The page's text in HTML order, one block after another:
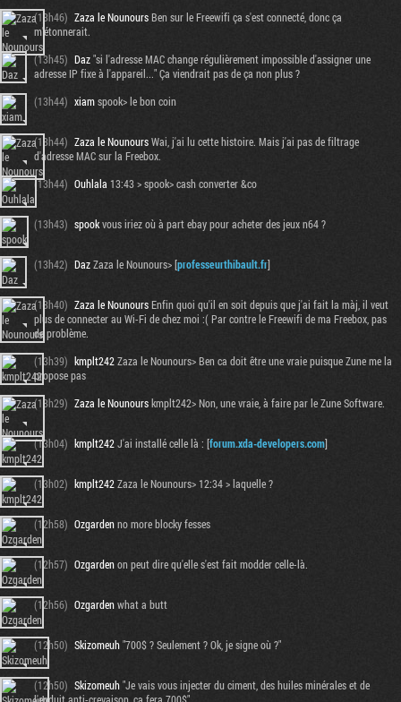
(13h46) Zaza le NounoursBen sur le Freewifi ça s'est connecté, donc ça
m'étonnerait.
(13h45) Daz"si l'adresse MAC change régulièrement impossible d'assigner une
adresse IP fixe à l'appareil..." Ça viendrait pas de ça non plus ?
(13h44) xiamspook> le bon coin
(13h44) Zaza le NounoursWai, j'ai lu cette histoire. Mais j'ai pas de filtrage
d'adresse MAC sur la Freebox.
(13h44) Ouhlala 13:43 > spook> cash converter &co
(13h43) spookvous iriez où à part ebay pour acheter des jeux n64 ?
(13h42) DazZaza le Nounours> [professeurthibault.fr]
(13h40) Zaza le NounoursEnfin quoi qu'il en soit depuis que j'ai fait la màj, il veut
plus de connecter au Wi-Fi de chez moi :( Par contre le Freewifi de ma Freebox, pas
de problème.
(13h39) kmplt242 Zaza le Nounours> Ben ca doit être une vraie puisque Zune me la
propose pas
(13h29) Zaza le Nounourskmplt242> Non, une vraie, à faire par le Zune Software.
(13h04) kmplt242J'ai installé celle là : [forum.xda-developers.com]
(13h02) kmplt242 Zaza le Nounours> 12:34 > laquelle ?
(12h58) Ozgardenno more blocky fesses
(12h57) Ozgardenon peut dire qu'elle s'est fait modder celle-là.
(12h56) Ozgardenwhat a butt
(12h50) Skizomeuh"700$ ? Seulement ? Ok, je signe où ?"
(12h50) Skizomeuh"Je vais vous injecter du ciment, des huiles minérales et de